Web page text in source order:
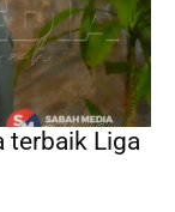
terbaik Liga